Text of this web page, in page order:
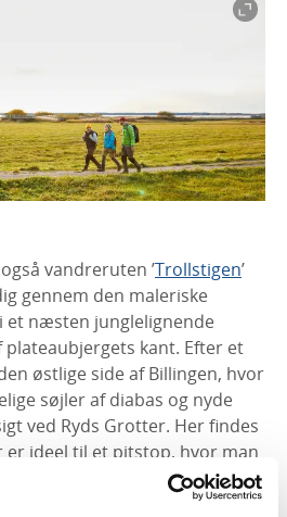
vandreruten ’Trollstigen’
gennem den maleriske
et næsten junglelignende
plateaubjergets kant. Efter et
østlige side af Billingen, hvor
søjler af diabas og nyde
ved Ryds Grotter. Her findes
er ideel til et pitstop, hvor man
spise sin medbragte mad